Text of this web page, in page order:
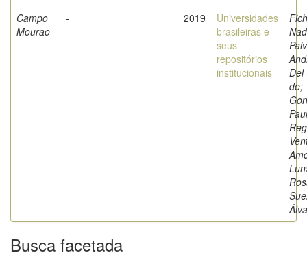
Campo
Mourao
- 2019
Universidades
brasileiras e
seus
repositórios
institucionais
Del
de;
Busca facetada